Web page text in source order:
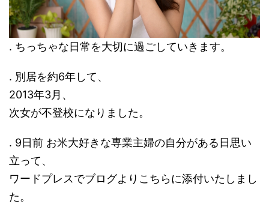
. ちっちゃな日常を大切に過ごしていきます。
. 別居を約6年して、
2013年3月、
次女が不登校になりました。
. 9日前 お米大好きな専業主婦の自分がある日思い
立って、
ワードプレスでブログよりこちらに添付いたしまし
た。